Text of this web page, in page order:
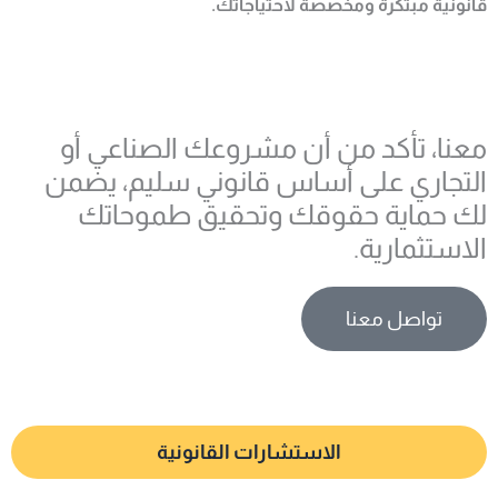
قانونية مبتكرة ومخصصة لاحتياجاتك.
معنا، تأكد من أن مشروعك الصناعي أو
التجاري على أساس قانوني سليم، يضمن
لك حماية حقوقك وتحقيق طموحاتك
الاستثمارية.
تواصل معنا
الاستشارات القانونية